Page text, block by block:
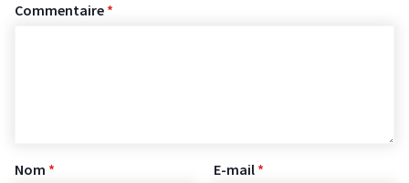
Commentaire *
Nom * E-mail *